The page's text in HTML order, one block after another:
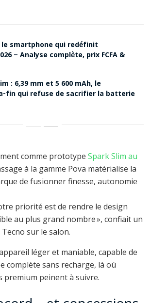
le smartphone qui redéfinit
– Analyse complète, prix FCFA &
: 6,39 mm et 5 600 mAh, le
fin qui refuse de sacrifier la batterie
comme prototype Spark Slim au
à la gamme Pova matérialise la
de fusionner finesse, autonomie
priorité est de rendre le design
au plus grand nombre », confiait un
sur le salon.
léger et maniable, capable de
complète sans recharge, là où
premium peinent à suivre.